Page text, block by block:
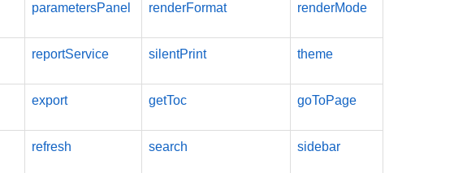
parametersPanel renderFormat renderMode
reportService silentPrint theme
export getToc goToPage
refresh search sidebar